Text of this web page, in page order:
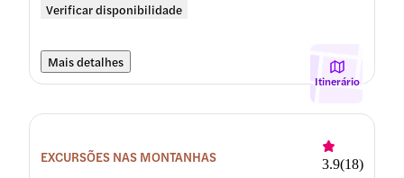
Verificar disponibilidade
Mais detalhes
Itinerário
EXCURSÕES NAS MONTANHAS 3.9(18)